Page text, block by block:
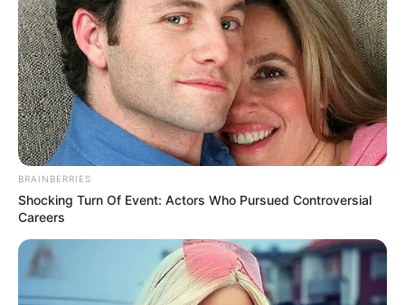
BRAINBERRIES
Shocking Turn Of Event: Actors Who Pursued Controversial
Careers